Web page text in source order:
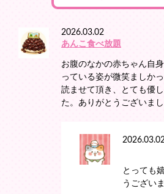
2026.03.02
あんこ食べ放題
お腹のなかの赤ちゃん自
っている姿が微笑ましか
読ませて頂き、とても優
た。ありがとうございまし
とっても
うござい